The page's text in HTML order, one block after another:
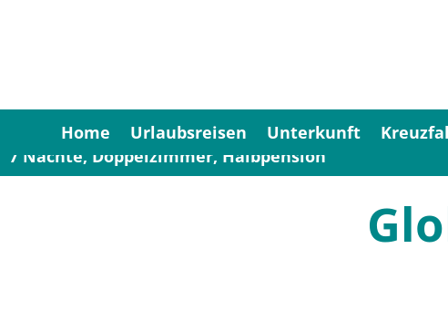
Home Urlaubsreisen Unterkunft
7 Nächte, Doppelzimmer, Halbpension